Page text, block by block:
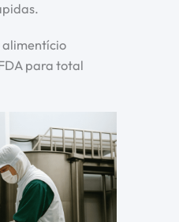
alimentício
para total